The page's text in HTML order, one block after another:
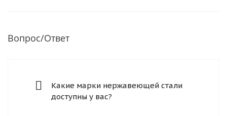
Вопрос/Ответ
Какие марки нержавеющей стали
доступны у вас?